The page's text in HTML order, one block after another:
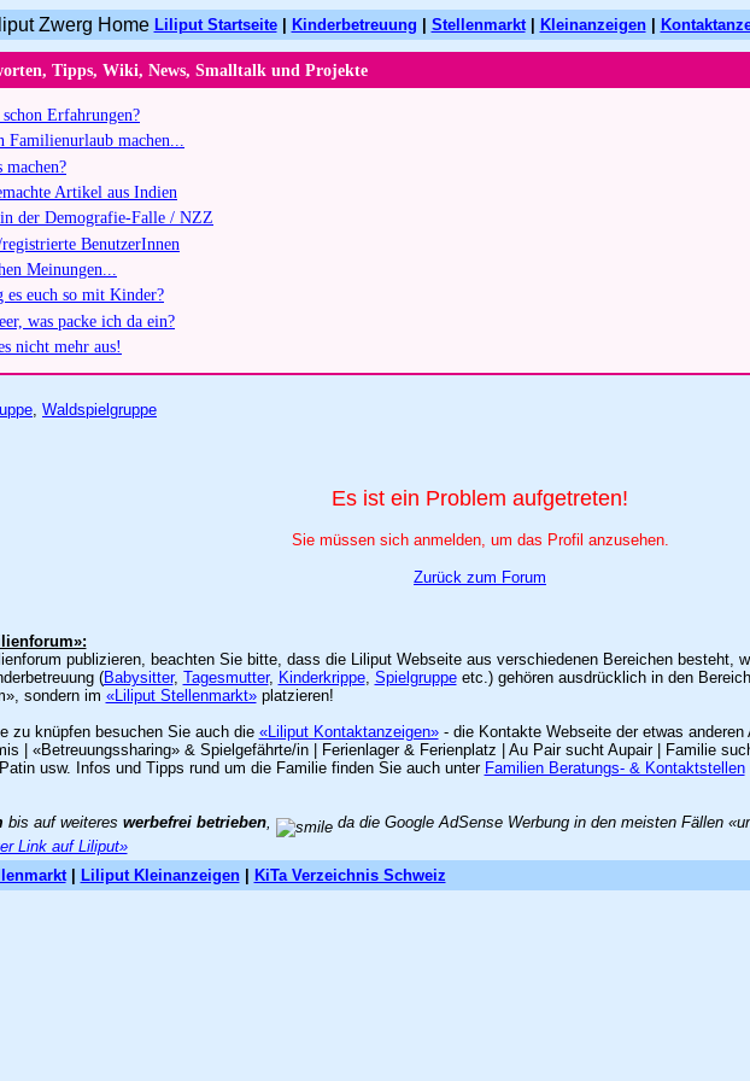
Liliput Startseite| Kinderbetreuung Stellenmarkt| Kleinanzeigen|
Tipps, Wiki, News, Smalltalk und Projekte
Erfahrungen?
Familienurlaub machen...
Artikel aus Indien
der Demografie-Falle / NZZ
BenutzerInnen
Meinungen...
euch so mit Kinder?
was packe ich da ein?
nicht mehr aus!
, Waldspielgruppe
Es ist ein Problem aufgetreten!
Sie müssen sich anmelden, um das Profil anzusehen.
Zurück zum Forum
publizieren, beachten Sie bitte, dass die Liliput Webseite aus verschiedenen Bereichen besteht,
(Babysitter, Tagesmutter, Kinderkrippe, Spielgruppeetc.) gehören ausdrücklich in den Bereich
sondern im «Liliput Stellenmarkt»platzieren!
zu knüpfen besuchen Sie auch die «Liliput Kontaktanzeigen»- die Kontakte Webseite der etwas
| «Betreuungssharing» & Spielgefährte/in | Ferienlager & Ferienplatz | Au Pair sucht Aupair | Familie
usw. Infos und Tipps rund um die Familie finden Sie auch unter Familien Beratungs- & Kontaktstellen
bis auf weiteres werbefrei betrieben,
da die Google AdSense Werbung in den meisten Fällen
Link auf Liliput»
| Liliput Kleinanzeigen| KiTa Verzeichnis Schweiz